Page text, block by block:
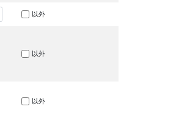
以外
以外
以外